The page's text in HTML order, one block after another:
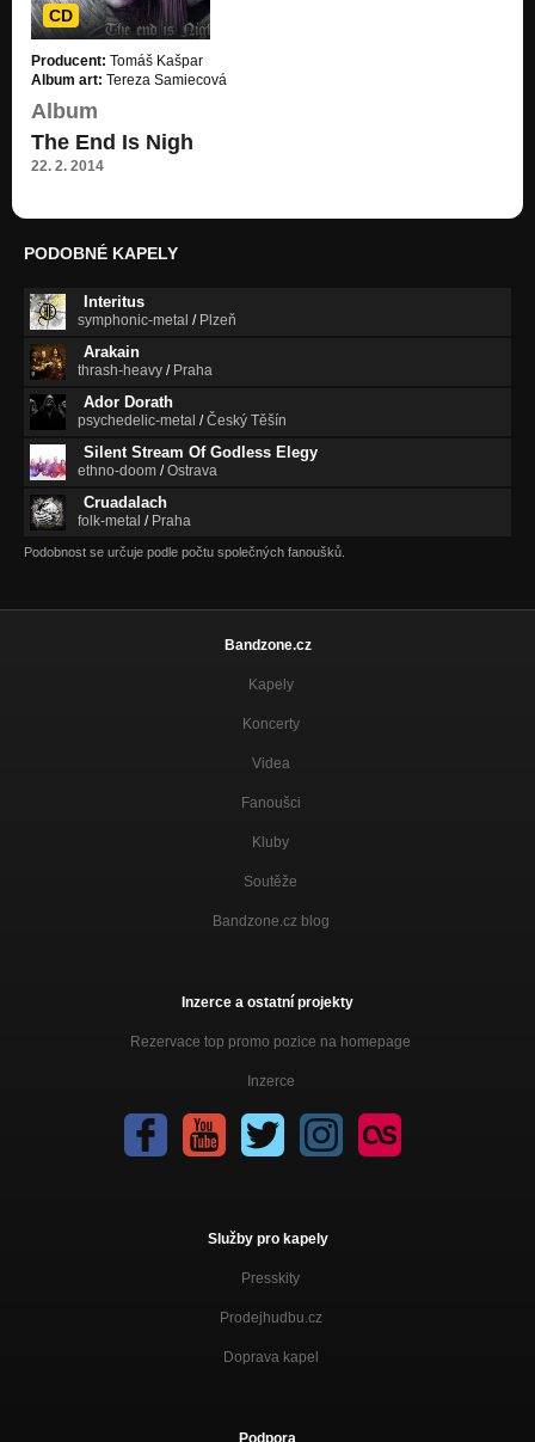
Nezařazeno
Born (No God Is Here 2008)
Nezařazeno
CD
Producent: Tomáš Kašpar
Album art: Tereza Samiecová
Album
The End Is Nigh
22. 2. 2014
PODOBNÉ KAPELY
Interitus
symphonic-metal / Plzeň
Arakain
thrash-heavy / Praha
Ador Dorath
psychedelic-metal /Český Těšín
Silent Stream Of Godless Elegy
ethno-doom /Ostrava
Cruadalach
folk-metal / Praha
Podobnost se určuje podle počtu společných fanoušků.
Bandzone.cz
Kapely
Koncerty
Videa
Fanoušci
Kluby
Soutěže
Bandzone.cz blog
Inzerce a ostatní projekty
Rezervace top promo pozice na homepage
Inzerce
Služby pro kapely
Presskity
Prodejhudbu.cz
Doprava kapel
Podpora